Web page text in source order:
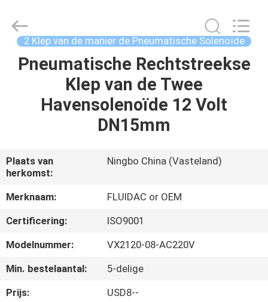
HUIS
PRODUCTEN
ONGEVEER
ONS
FABRIEKSREIS
KWALITEITSCONTROLE
FLUID
AUTOMATIC
CONTROL
CO.,LTD.
Reserved.
2 Klep van de manier de Pneumatische Solenoïde
Pneumatische Rechtstreekse
Klep van de Twee
Havensolenoïde 12 Volt
DN15mm
Plaats van
herkomst:
Ningbo China (Vasteland)
Merknaam:
FLUIDAC or OEM
Certificering:
ISO9001
Modelnummer:
VX2120-08-AC220V
Min. bestelaantal:
5-delige
Prijs:
USD8--